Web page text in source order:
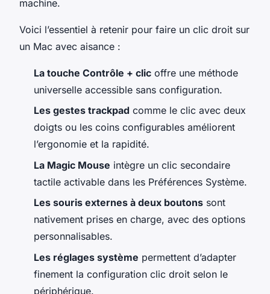
machine.
Voici l’essentiel à retenir pour faire un clic droit sur
un Mac avec aisance :
La touche Contrôle + clic offre une méthode
universelle accessible sans configuration.
Les gestes trackpad comme le clic avec deux
doigts ou les coins configurables améliorent
l’ergonomie et la rapidité.
La Magic Mouse intègre un clic secondaire
tactile activable dans les Préférences Système.
Les souris externes à deux boutons sont
nativement prises en charge, avec des options
personnalisables.
Les réglages système permettent d’adapter
finement la configuration clic droit selon le
périphérique.